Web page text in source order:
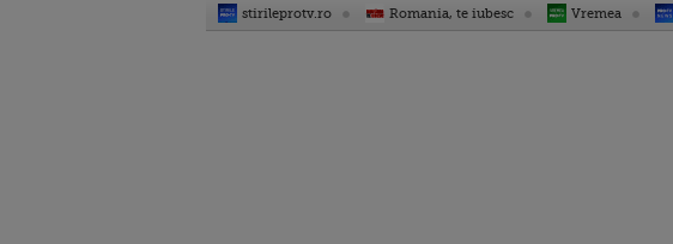
stirileprotv.ro Romania, te iubesc Vremea